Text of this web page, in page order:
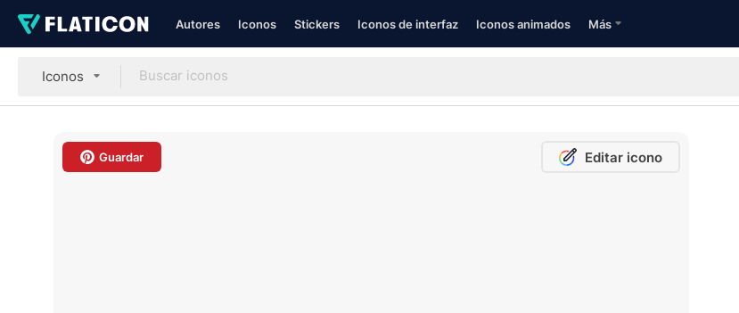
Autores Iconos Stickers Iconos de interfaz Iconos animados Más
Iconos
Guardar Editar icono